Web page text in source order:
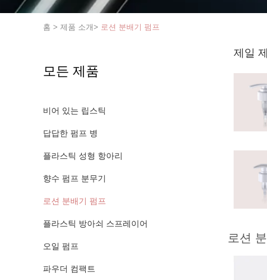
홈 > 제품 소개> 로션 분배기 펌프
모든 제품
비어 있는 립스틱
답답한 펌프 병
플라스틱 성형 항아리
향수 펌프 분무기
로션 분배기 펌프
플라스틱 방아쇠 스프레이어
오일 펌프
파우더 컴팩트
제일
로션